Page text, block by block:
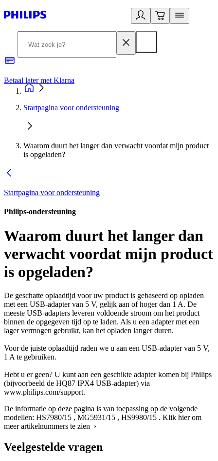
Betaal later met Klarna
Startpagina voor ondersteuning
Waarom duurt het langer dan verwacht voordat mijn product
is opgeladen?
Startpagina voor ondersteuning
Philips-ondersteuning
Waarom duurt het langer dan
verwacht voordat mijn product
is opgeladen?
De geschatte oplaadtijd voor uw product is gebaseerd op opladen
met een USB-adapter van 5 V, gelijk aan of hoger dan 1 A. De
meeste USB-adapters leveren voldoende stroom om het product
binnen de opgegeven tijd op te laden. Als u een adapter met een
lager vermogen gebruikt, kan het opladen langer duren.
Voor de juiste oplaadtijd raden we u aan een USB-adapter van 5 V,
1 A te gebruiken.
Hebt u er geen? U kunt aan een geschikte adapter komen bij Philips
(bijvoorbeeld de HQ87 IPX4 USB-adapter) via
www.philips.com/support.
De informatie op deze pagina is van toepassing op de volgende
modellen: HS7980/15 , MG5931/15 , HS9980/15 . Klik hier om
meer artikelnummers te zien ›
Veelgestelde vragen